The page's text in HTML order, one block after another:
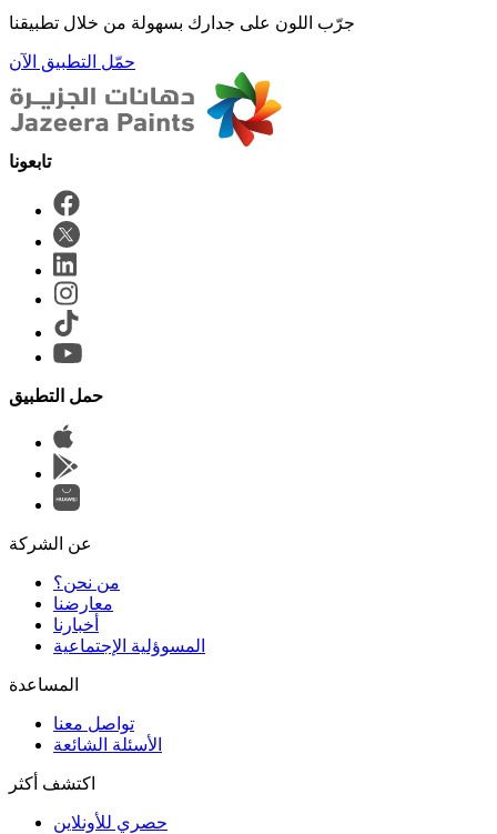
جرّب اللون على جدارك بسهولة من خلال تطبيقنا
حمّل التطبيق الآن
حمل التطبيق
عن الشركة
من نحن؟
المسوؤلية الإجتماعية
تواصل معنا
الأسئلة الشائعة
اكتشف أكثر
حصري للأونلاين